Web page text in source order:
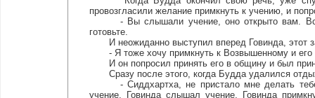
провозгласили желание примкнуть к учению, и
- Вы слышали учение, оно открыто вам.
готовьте.
И неожиданно выступил вперед Говинда, этот
- Я тоже хочу примкнуть к Возвышенному и его
И он попросил принять его в общину и был
Сразу после этого, когда Будда удалился
- Сиддхартха, не пристало мне делать тебе
учение. Говинда слышал учение, Говинда